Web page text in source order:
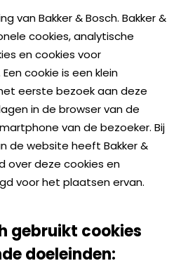
van Bakker & Bosch. Bakker &
cookies, analytische
en cookies voor
cookie is een klein
eerste bezoek aan deze
in de browser van de
van de bezoeker. Bij
de website heeft Bakker &
over deze cookies en
voor het plaatsen ervan.
gebruikt cookies
doeleinden: